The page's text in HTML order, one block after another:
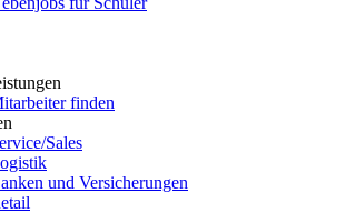
finden
Sales
und Versicherungen